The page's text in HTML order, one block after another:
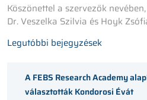
Köszönettel a szervezők nevében,
Dr. Veszelka Szilvia és Hoyk
Legutóbbi bejegyzések
A FEBS Research Academy
választották Kondorosi Évát